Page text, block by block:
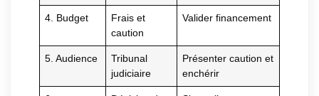
4. Budget
Frais et
caution
Valider financement
5. Audience
Tribunal
judiciaire
Présenter caution et
enchérir